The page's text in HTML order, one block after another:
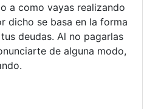
a como vayas realizando
dicho se basa en la forma
deudas. Al no pagarlas
de alguna modo,